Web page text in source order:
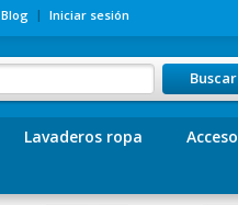
Blog Iniciar sesión
Buscar
Lavaderos ropa